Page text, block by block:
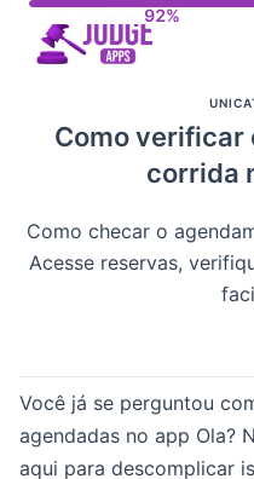
Como verificar
corrida
Como checar o
Acesse reservas,
Você já se perguntou
agendadas no app Ola?
aqui para descomplicar